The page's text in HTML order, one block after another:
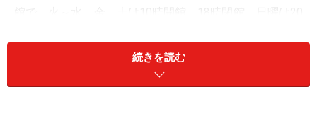
館で、火～水、金、土は10時開館、18時閉館。日曜は20
ボクは10時半にホテルを出発しなければならず、ダメも
とで9時に行ってみましたが、優しい受付のオジサンが
続きを読む